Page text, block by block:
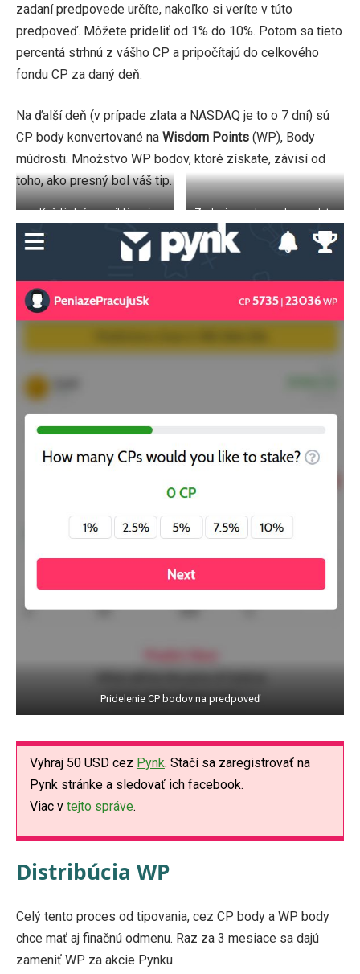
zadaní predpovede určíte, nakoľko si veríte v túto
predpoveď. Môžete prideliť od 1% do 10%. Potom sa tieto
percentá strhnú z vášho CP a pripočítajú do celkového
fondu CP za daný deň.
Na ďalší deň (v prípade zlata a NASDAQ je to o 7 dní) sú
CP body konvertované na Wisdom Points(WP), Body
múdrosti. Množstvo WP bodov, ktoré získate, závisí od
toho, ako presný bol váš tip.
Každý deň po prihlásení Zadanie predpovede pre zlato
Pridelenie CP bodov na predpoveď
Vyhraj 50 USD cez Pynk. Stačí sa zaregistrovať na
Pynk stránke a sledovať ich facebook.
Viac v tejto správe.
Distribúcia WP
Celý tento proces od tipovania, cez CP body a WP body
chce mať aj finačnú odmenu. Raz za 3 mesiace sa dajú
zameniť WP za akcie Pynku.